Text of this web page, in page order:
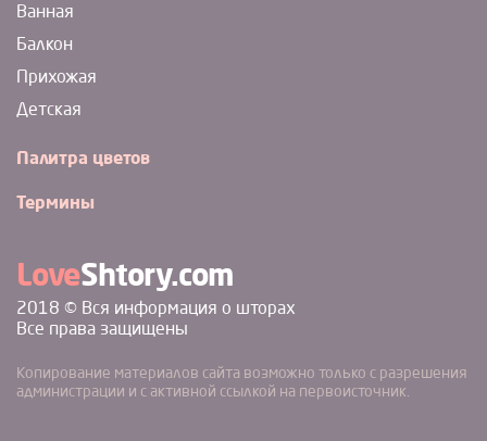
Ванная
Балкон
Прихожая
Детская
Палитра цветов
Термины
LoveShtory.com
2018 © Вся информация о шторах
Все права защищены
Копирование материалов сайта возможно только с разрешения
администрации и с активной ссылкой на первоисточник.